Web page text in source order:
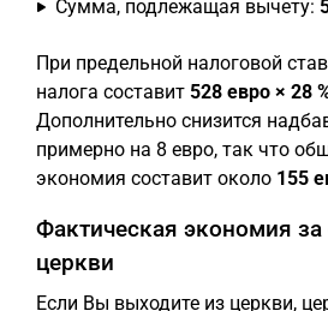
Сумма, подлежащая вычету:
При предельной налоговой
налога составит 528 евро × 28
Дополнительно снизится
примерно на 8 евро, так что
экономия составит около 155
Фактическая экономия за
церкви
Если Вы выходите из церкви,